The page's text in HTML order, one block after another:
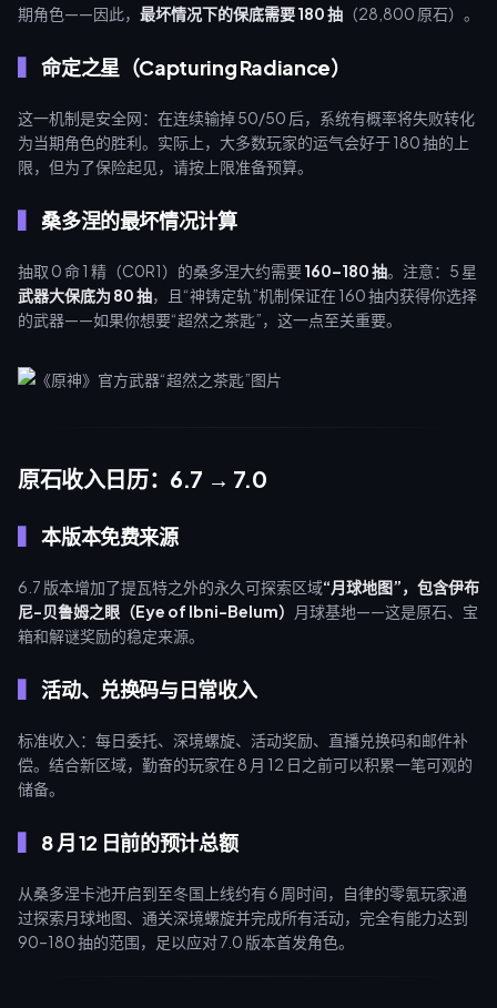
期角色——因此， 最坏情况下的保底需要 180 抽 （28,800 原石）。
命定之星（Capturing Radiance）
这一机制是安全网：在连续输掉 50/50 后，系统有概率将失败转化
为当期角色的胜利。实际上，大多数玩家的运气会好于 180 抽的上
限，但为了保险起见，请按上限准备预算。
桑多涅的最坏情况计算
抽取 0 命 1 精（C0R1）的桑多涅大约需要160–180 抽。注意：5 星
武器大保底为 80 抽，且“神铸定轨”机制保证在 160 抽内获得你选择
的武器——如果你想要“超然之茶匙”，这一点至关重要。
原石收入日历：6.7 → 7.0
本版本免费来源
6.7 版本增加了提瓦特之外的永久可探索区域“月球地图”，包含伊布
尼-贝鲁姆之眼（Eye of Ibni-Belum）
月球基地——这是原石、宝
箱和解谜奖励的稳定来源。
活动、兑换码与日常收入
标准收入：每日委托、深境螺旋、活动奖励、直播兑换码和邮件补
偿。结合新区域，勤奋的玩家在 8 月 12 日之前可以积累一笔可观的
储备。
8 月 12 日前的预计总额
从桑多涅卡池开启到至冬国上线约有 6 周时间，自律的零氪玩家通
过探索月球地图、通关深境螺旋并完成所有活动，完全有能力达到
90–180 抽的范围，足以应对 7.0 版本首发角色。